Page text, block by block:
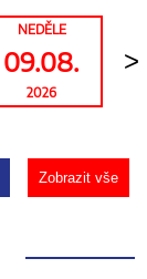
NEDĚLE
09.08.
2026
>
Zobrazit vše